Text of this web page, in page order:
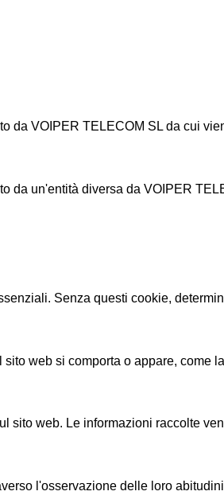
da VOIPER TELECOM SL da cui
un'entità diversa da VOIPER
Senza questi cookie,
web si comporta o appare, come
web. Le informazioni raccolte
l'osservazione delle loro